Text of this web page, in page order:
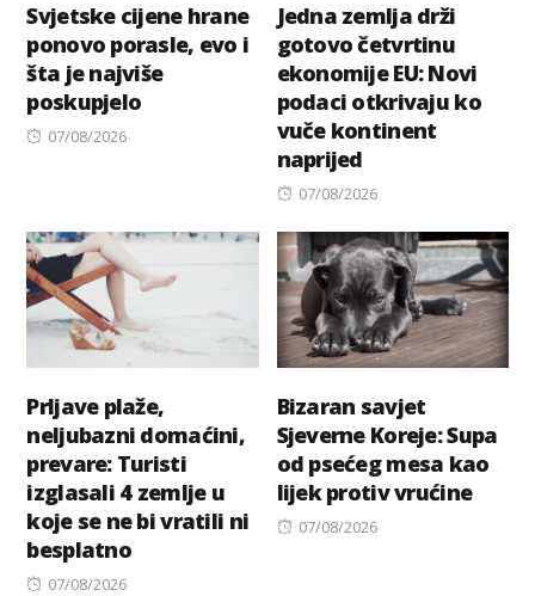
Svjetske cijene hrane
ponovo porasle, evo i
šta je najviše
poskupjelo
Posted
07/08/2026
Jedna zemlja drži
gotovo četvrtinu
ekonomije EU: Novi
podaci otkrivaju ko
vuče kontinent
naprijed
Posted
07/08/2026
Prljave plaže,
neljubazni domaćini,
prevare: Turisti
izglasali 4 zemlje u
koje se ne bi vratili ni
besplatno
Posted
07/08/2026
Bizaran savjet
Sjeverne Koreje: Supa
od psećeg mesa kao
lijek protiv vrućine
Posted
07/08/2026